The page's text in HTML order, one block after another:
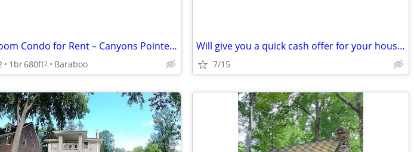
1 Bedroom Condo for Rent – Canyons Pointe, Baraboo, WI
1br680ft2 Baraboo
Will give you a quick cash offer for your house. Any condition!
7/15